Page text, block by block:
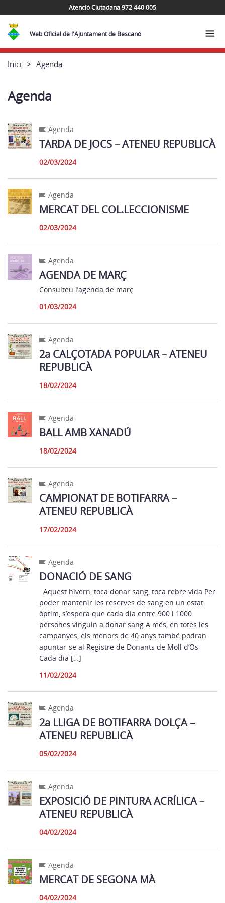
Atenció Ciutadana 972 440 005
Web Oficial de l'Ajuntament de Bescanó
Inici Agenda
Agenda
Agenda
TARDA DE JOCS – ATENEU REPUBLICÀ
02/03/2024
Agenda
MERCAT DEL COL.LECCIONISME
02/03/2024
Agenda
AGENDA DE MARÇ
Consulteu l’agenda de març
01/03/2024
Agenda
2a CALÇOTADA POPULAR – ATENEU
REPUBLICÀ
18/02/2024
Agenda
BALL AMB XANADÚ
18/02/2024
Agenda
CAMPIONAT DE BOTIFARRA –
ATENEU REPUBLICÀ
17/02/2024
Agenda
DONACIÓ DE SANG
Aquest hivern, toca donar sang, toca rebre vida Per
poder mantenir les reserves de sang en un estat
òptim, s’espera que cada dia entre 900 i 1000
persones vinguin a donar sang A més, en totes les
campanyes, els menors de 40 anys també podran
apuntar-se al Registre de Donants de Moll d’Os
Cada dia […]
11/02/2024
Agenda
2a LLIGA DE BOTIFARRA DOLÇA –
ATENEU REPUBLICÀ
05/02/2024
Agenda
EXPOSICIÓ DE PINTURA ACRÍLICA –
ATENEU REPUBLICÀ
04/02/2024
Agenda
MERCAT DE SEGONA MÀ
04/02/2024